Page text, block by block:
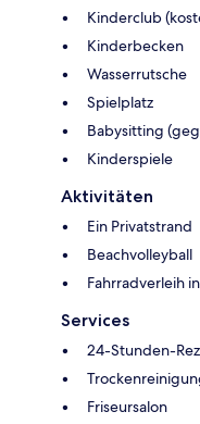
Kinderclub
Kinderbecken
Wasserrutsche
Spielplatz
Babysitting
Kinderspiele
Aktivitäten
Ein Privatstrand
Beachvolleyball
Fahrradverleih
Services
24-Stunden-
Friseursalon